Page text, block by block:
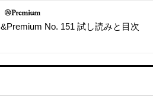
&Premium No. 151 試し読みと目次